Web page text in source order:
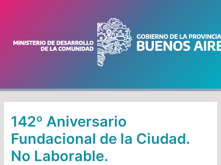
142º Aniversario
Fundacional de la Ciudad.
No Laborable.